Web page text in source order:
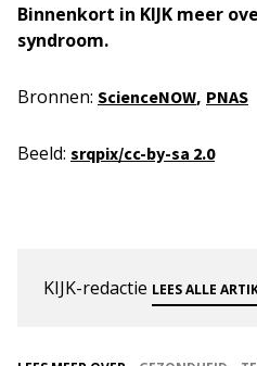
Binnenkort in KIJK meer
syndroom.
Bronnen: ScienceNOW, PNAS
Beeld: srqpix/cc-by-sa 2.0
KIJK-redactie LEES ALLE